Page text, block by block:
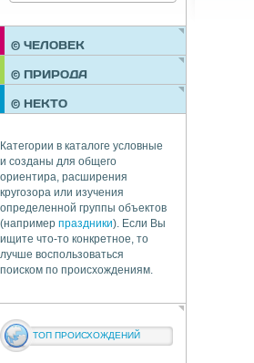
© ЧЕЛОВЕК
ПРАЗДНИКИ
ОБЩЕСТВО
© ПРИРОДА
© НЕКТО
Категории в каталоге условные
и созданы для общего
ориентира, расширения
кругозора или изучения
определенной группы объектов
(например праздники). Если Вы
ищите что-то конкретное, то
лучше воспользоваться
поиском по происхождениям.
ТОП ПРОИСХОЖДЕНИЙ